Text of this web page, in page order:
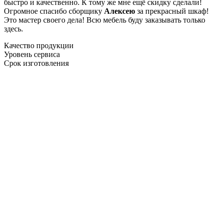
быстро и качественно. К тому же мне ещё скидку сделали!
Огромное спасибо сборщику Алексею за прекрасный шкаф!
Это мастер своего дела! Всю мебель буду заказывать только
здесь.
Качество продукции
Уровень сервиса
Срок изготовления